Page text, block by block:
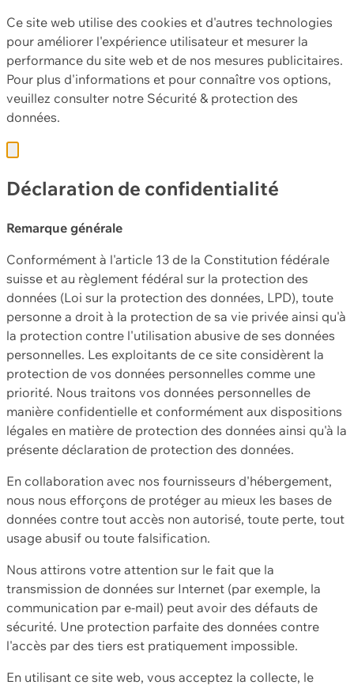
Ce site web utilise des cookies et d'autres technologies
pour améliorer l'expérience utilisateur et mesurer la
performance du site web et de nos mesures publicitaires.
Pour plus d'informations et pour connaître vos options,
veuillez consulter notre Sécurité & protection des
données.
Déclaration de confidentialité
Remarque générale
Conformément à l'article 13 de la Constitution fédérale
suisse et au règlement fédéral sur la protection des
données (Loi sur la protection des données, LPD), toute
personne a droit à la protection de sa vie privée ainsi qu'à
la protection contre l'utilisation abusive de ses données
personnelles. Les exploitants de ce site considèrent la
protection de vos données personnelles comme une
priorité. Nous traitons vos données personnelles de
manière confidentielle et conformément aux dispositions
légales en matière de protection des données ainsi qu'à la
présente déclaration de protection des données.
En collaboration avec nos fournisseurs d'hébergement,
nous nous efforçons de protéger au mieux les bases de
données contre tout accès non autorisé, toute perte, tout
usage abusif ou toute falsification.
Nous attirons votre attention sur le fait que la
transmission de données sur Internet (par exemple, la
communication par e-mail) peut avoir des défauts de
sécurité. Une protection parfaite des données contre
l'accès par des tiers est pratiquement impossible.
En utilisant ce site web, vous acceptez la collecte, le